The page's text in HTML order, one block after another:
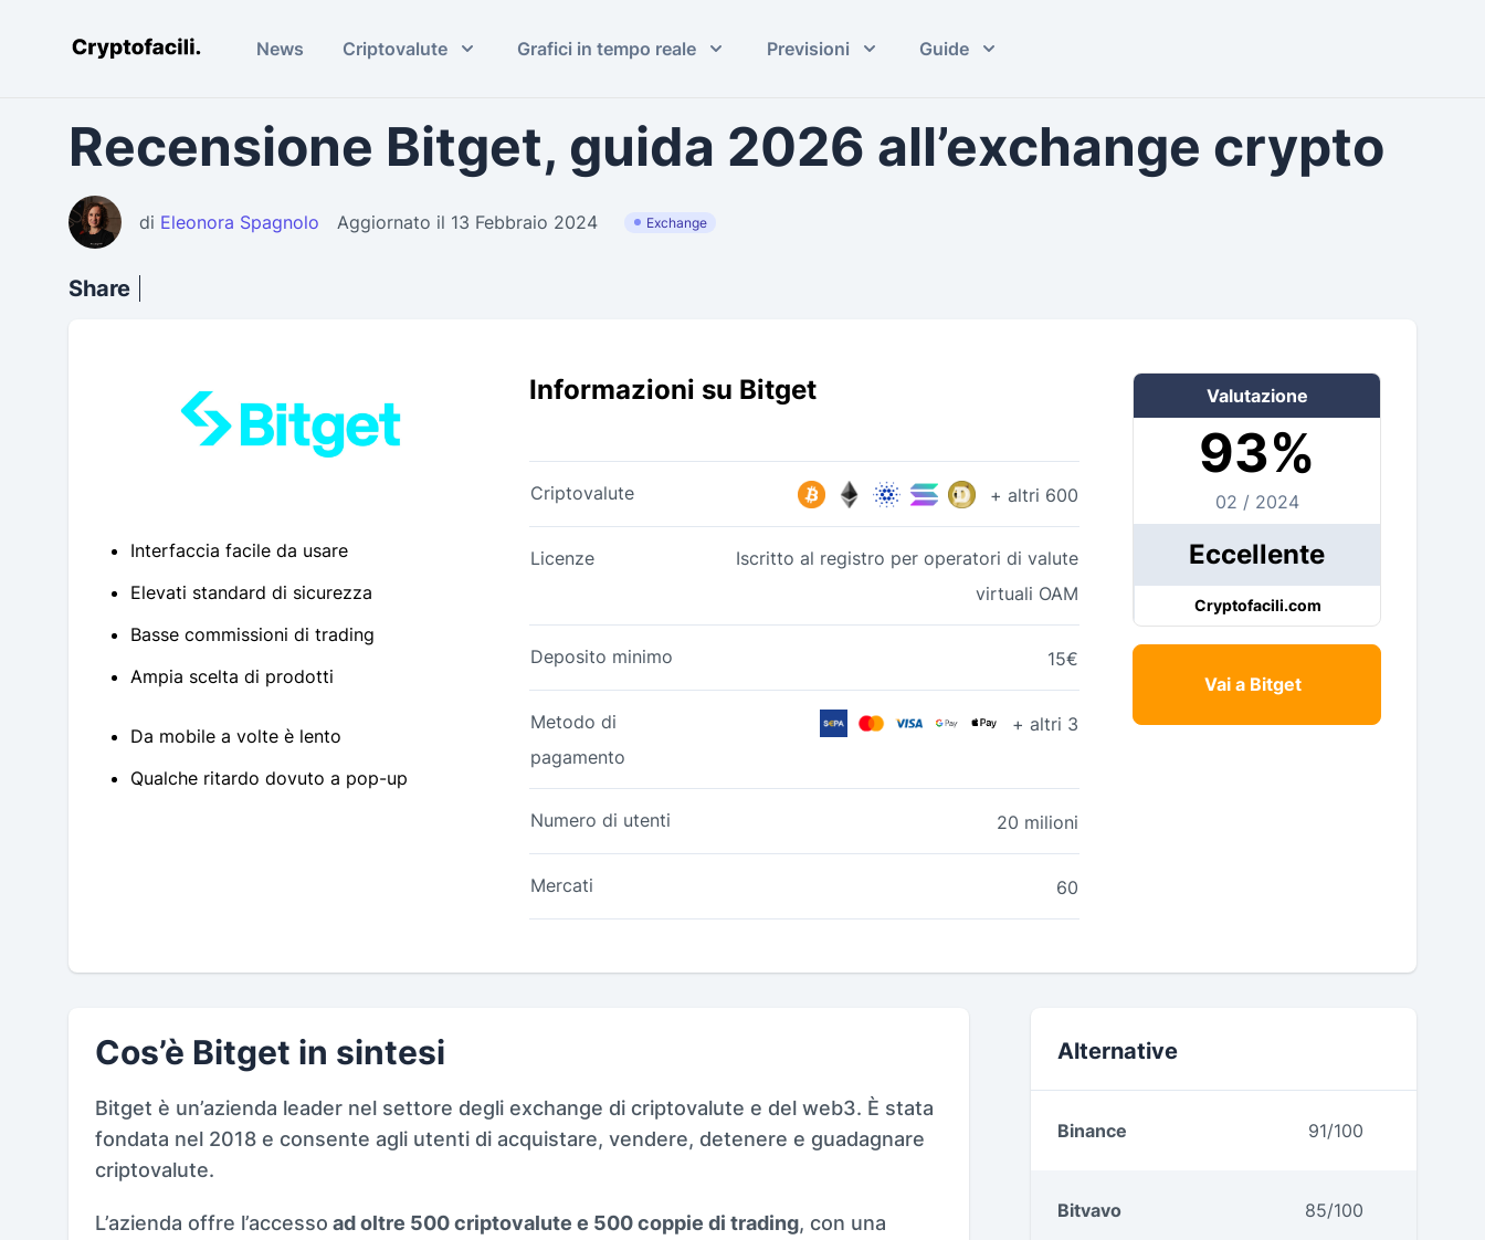
Cryptofacili.com News Criptovalute Grafici in tempo reale Previsioni Guide
Recensione Bitget, guida 2026 all’exchange crypto
di Eleonora Spagnolo Aggiornato il 13 Febbraio 2024 Exchange
Share
Interfaccia facile da usare
Elevati standard di sicurezza
Basse commissioni di trading
Ampia scelta di prodotti
Da mobile a volte è lento
Qualche ritardo dovuto a pop-up
Informazioni su Bitget
Criptovalute + altri 600
Licenze
Iscritto al registro per operatori di valute
virtuali OAM
Deposito minimo 15€
Metodo di
pagamento
+ altri 3
Numero di utenti 20 milioni
Mercati 60
Valutazione
93%
02 / 2024
Eccellente
Cryptofacili.com
Vai a Bitget
Cos’è Bitget in sintesi
Bitget è un’azienda leader nel settore degli exchange di criptovalute e del web3. È stata
fondata nel 2018 e consente agli utenti di acquistare, vendere, detenere e guadagnare
criptovalute.
L’azienda offre l’accesso ad oltre 500 criptovalute e 500 coppie di trading, con una
Alternative
Binance 91/100
Bitvavo 85/100